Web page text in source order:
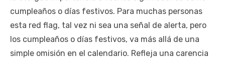
cumpleaños o días festivos. Para muchas personas
esta red flag, tal vez ni sea una señal de alerta, pero
los cumpleaños o días festivos, va más allá de una
simple omisión en el calendario. Refleja una carencia